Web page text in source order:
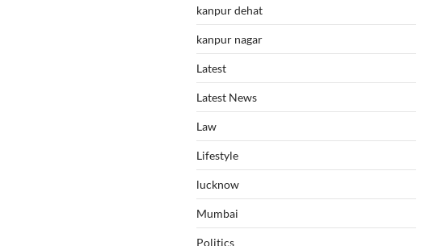
kanpur dehat
kanpur nagar
Latest
Latest News
Law
Lifestyle
lucknow
Mumbai
Politics